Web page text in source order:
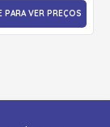
PARA VER PREÇOS